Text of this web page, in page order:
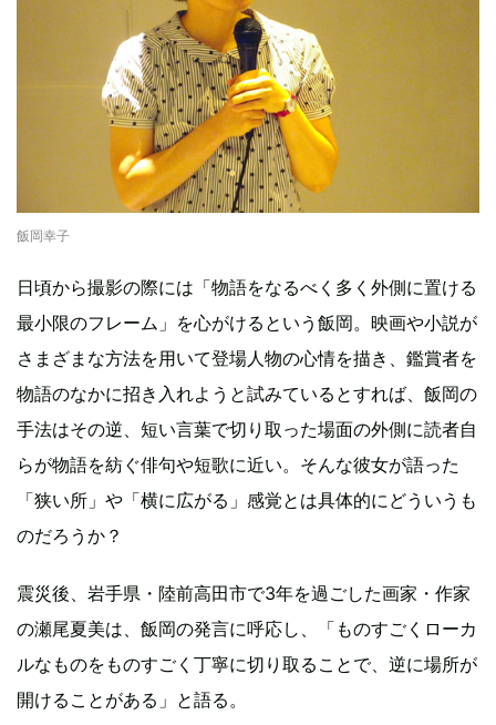
飯岡幸子
日頃から撮影の際には「物語をなるべく多く外側に置ける
最小限のフレーム」を心がけるという飯岡。映画や小説が
さまざまな方法を用いて登場人物の心情を描き、鑑賞者を
物語のなかに招き入れようと試みているとすれば、飯岡の
手法はその逆、短い言葉で切り取った場面の外側に読者自
らが物語を紡ぐ俳句や短歌に近い。そんな彼女が語った
「狭い所」や「横に広がる」感覚とは具体的にどういうも
のだろうか？
震災後、岩手県・陸前高田市で3年を過ごした画家・作家
の瀬尾夏美は、飯岡の発言に呼応し、「ものすごくローカ
ルなものをものすごく丁寧に切り取ることで、逆に場所が
開けることがある」と語る。